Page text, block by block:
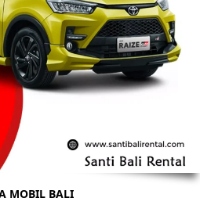
MOBIL BALI